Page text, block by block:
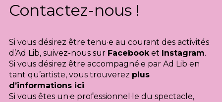
Contactez-nous !
Si vous désirez être tenu·e au courant des activités
d’Ad Lib, suivez-nous sur Facebooket Instagram.
Si vous désirez être accompagné·e par Ad Lib en
tant qu’artiste, vous trouverez plus
d’informations ici.
Si vous êtes un·e professionnel·le du spectacle,